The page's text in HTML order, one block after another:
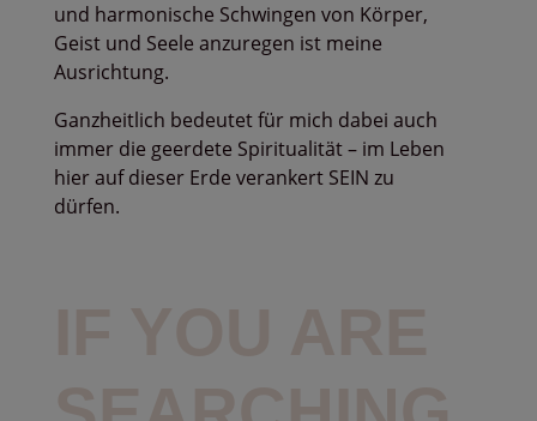
und harmonische Schwingen von Körper,
Geist und Seele anzuregen ist meine
Ausrichtung.
Ganzheitlich bedeutet für mich dabei auch
immer die geerdete Spiritualität – im Leben
hier auf dieser Erde verankert SEIN zu
dürfen.